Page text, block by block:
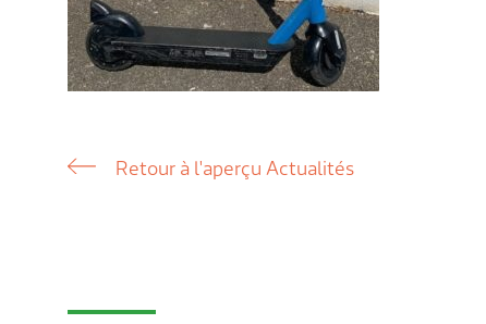
Retour à l'aperçu Actualités